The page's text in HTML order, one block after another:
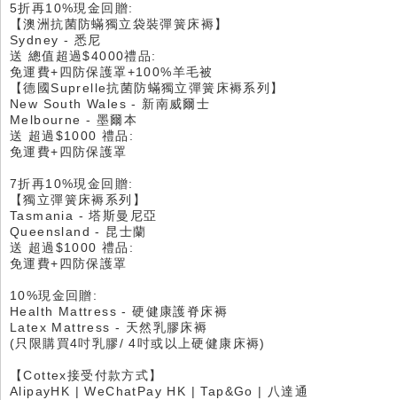
5折再10%現金回贈:
【澳洲抗菌防蟎獨立袋裝彈簧床褥】
Sydney - 悉尼
送 總值超過$4000禮品:
免運費+四防保護罩+100%羊毛被
【德國Suprelle抗菌防蟎獨立彈簧床褥系列】
New South Wales - 新南威爾士
Melbourne - 墨爾本
送 超過$1000 禮品:
免運費+四防保護罩
7折再10%現金回贈:
【獨立彈簧床褥系列】
Tasmania - 塔斯曼尼亞
Queensland - 昆士蘭
送 超過$1000 禮品:
免運費+四防保護罩
10%現金回贈:
Health Mattress - 硬健康護脊床褥
Latex Mattress - 天然乳膠床褥
(只限購買4吋乳膠/ 4吋或以上硬健康床褥)
【Cottex接受付款方式】
AlipayHK | WeChatPay HK | Tap&Go | 八達通